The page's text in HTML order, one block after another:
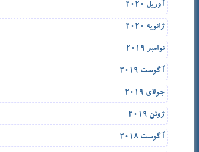
آوریل 2020
ژانویه 2020
نوامبر 2019
آگوست 2019
جولای 2019
ژوئن 2019
آگوست 2018